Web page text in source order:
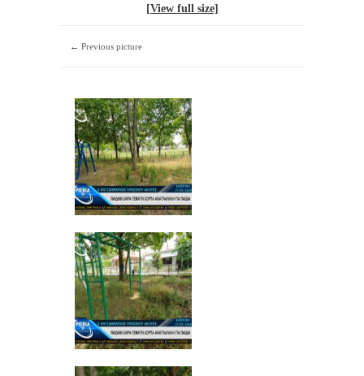
[View full size]
← Previous picture